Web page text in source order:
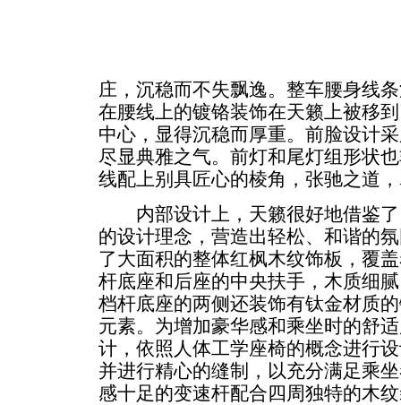
庄，沉稳而不失飘逸。整车腰身线
在腰线上的镀铬装饰在天籁上被移
中心，显得沉稳而厚重。前脸设计
尽显典雅之气。前灯和尾灯组形状
线配上别具匠心的棱角，张驰之道
内部设计上，天籁很好地借鉴了
的设计理念，营造出轻松、和谐的
了大面积的整体红枫木纹饰板，覆
杆底座和后座的中央扶手，木质细
档杆底座的两侧还装饰有钛金材质
元素。为增加豪华感和乘坐时的舒
计，依照人体工学座椅的概念进行
并进行精心的缝制，以充分满足乘
感十足的变速杆配合四周独特的木